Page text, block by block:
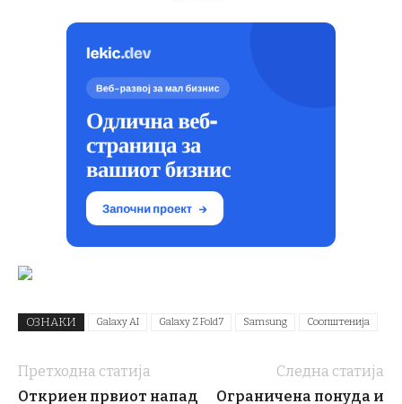
ОЗНАКИ Galaxy AI Galaxy Z Fold7 Samsung Соопштенија
Претходна статија
Откриен првиот напад
Следна статија
Ограничена понуда и